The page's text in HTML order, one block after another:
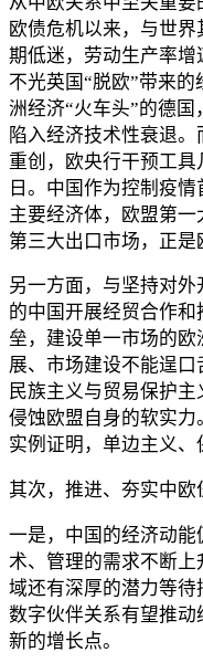
欧债危机以来，与世
期低迷，劳动生产率增
不光英国“脱欧”带来
洲经济“火车头”的德
陷入经济技术性衰退
重创，欧央行干预工
日。中国作为控制疫
主要经济体，欧盟第
第三大出口市场，正是
另一方面，与坚持对
的中国开展经贸合作
垒，建设单一市场的
展、市场建设不能逞
民族主义与贸易保护
侵蚀欧盟自身的软实力
实例证明，单边主义、
其次，推进、夯实中欧
一是，中国的经济动
术、管理的需求不断
域还有深厚的潜力等待
数字伙伴关系有望推
新的增长点。